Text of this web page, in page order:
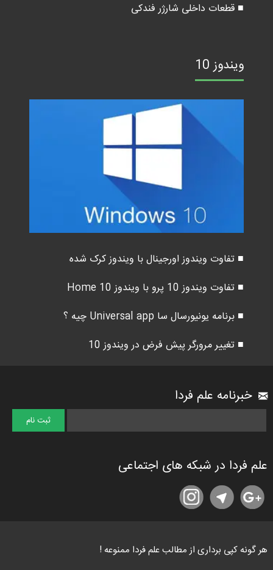
■ قطعات داخلی شارژر فندکی
ویندوز 10
■ تفاوت ویندوز اورجینال با ویندوز کرک شده
■ تفاوت ویندوز 10 پرو با ویندوز 10 Home
■ برنامه یونیورسال سا Universal app چیه ؟
■ تغییر مرورگر پیش فرض در ویندوز 10
خبرنامه علم فردا
علم فردا در شبکه های اجتماعی
هر گونه کپی برداری از مطالب علم فردا ممنوعه !